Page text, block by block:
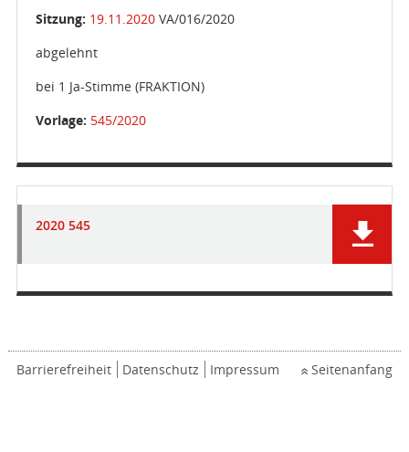
Sitzung: 19.11.2020VA/016/2020
abgelehnt
bei 1 Ja-Stimme (FRAKTION)
Vorlage: 545/2020
2020 545
Barrierefreiheit Datenschutz Impressum Seitenanfang